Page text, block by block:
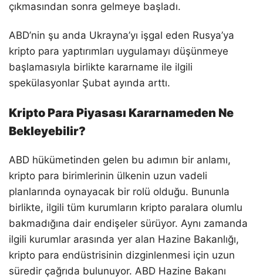
çıkmasından sonra gelmeye başladı.
ABD’nin şu anda Ukrayna’yı işgal eden Rusya’ya
kripto para yaptırımları uygulamayı düşünmeye
başlamasıyla birlikte kararname ile ilgili
spekülasyonlar Şubat ayında arttı.
Kripto Para Piyasası Kararnameden Ne
Bekleyebilir?
ABD hükümetinden gelen bu adımın bir anlamı,
kripto para birimlerinin ülkenin uzun vadeli
planlarında oynayacak bir rolü olduğu. Bununla
birlikte, ilgili tüm kurumların kripto paralara olumlu
bakmadığına dair endişeler sürüyor. Aynı zamanda
ilgili kurumlar arasında yer alan Hazine Bakanlığı,
kripto para endüstrisinin dizginlenmesi için uzun
süredir çağrıda bulunuyor. ABD Hazine Bakanı